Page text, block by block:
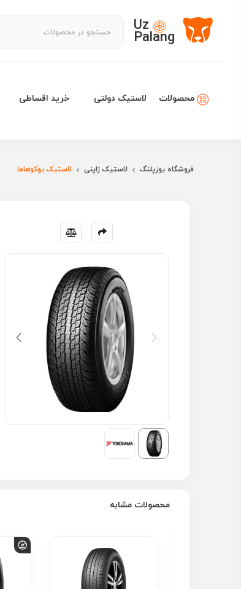
Uz
Palang
محصولات لاستیک دولتی خرید اقساطی
فروشگاه یوزپلنگ لاستیک ژاپنی لاستیک یوکوهاما
محصولات مشابه